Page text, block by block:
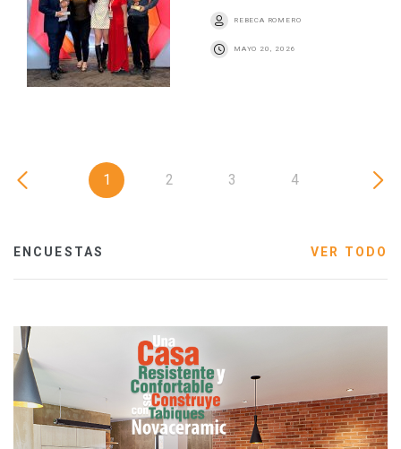
REBECA ROMERO
MAYO 20, 2026
1 2 3 4
ENCUESTAS VER TODO